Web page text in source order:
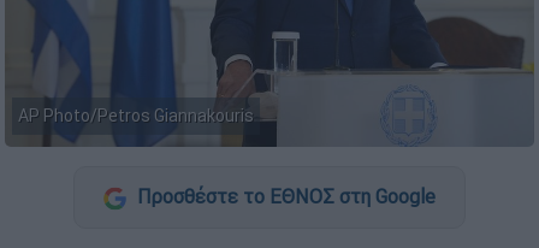
AP Photo/Petros Giannakouris
Προσθέστε το ΕΘΝΟΣ στη Google